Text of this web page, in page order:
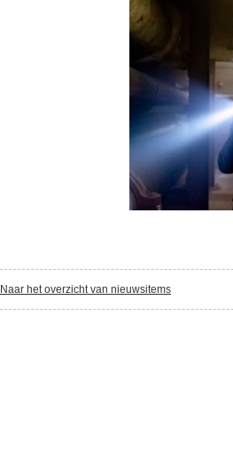
Naar het overzicht van nieuwsitems